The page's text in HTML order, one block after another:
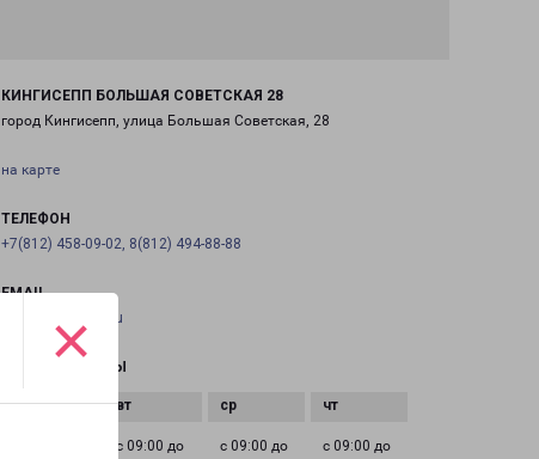
×
КИНГИСЕПП БОЛЬШАЯ СОВЕТСКАЯ 28
город Кингисепп, улица Большая Советская, 28
на карте
ТЕЛЕФОН
+7(812) 458-09-02, 8(812) 494-88-88
EMAIL
pecom@pecom.ru
ГРАФИК РАБОТЫ
с 09:00 до
с 09:00 до
с 09:00 до